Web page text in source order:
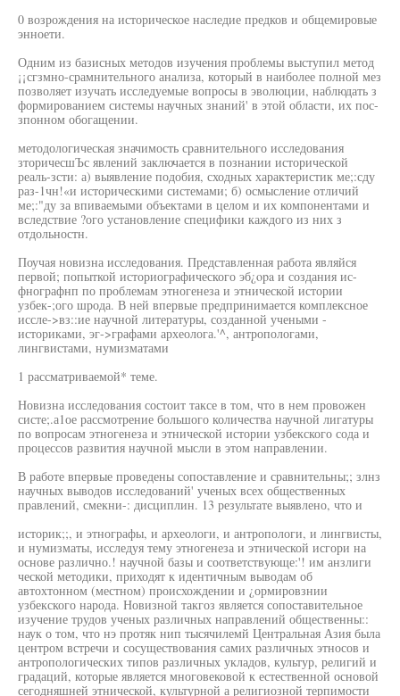
0 возрождения на историческое наследие предков и общемировые
энноети.
Одним из базисных методов изучения проблемы выступил метод
¡¡сгзмно-срамнительного анализа, который в наиболее полной мез
позволяет изучать исследуемые вопросы в эволюции, наблюдать з
формированием системы научных знаний' в этой области, их пос-
зпонном обогащении.
методологическая значимость сравнительного исследования
зторичесшЪс явлений заключается в познании исторической
реаль-зсти: а) выявление подобия, сходных характеристик ме;:сду
раз-1чн!«и историческими системами; б) осмысление отличий
ме;:"ду за впиваемыми объектами в целом и их компонентами и
вследствие ?ого установление специфики каждого из них з
отдольностн.
Поучая новизна исследования. Представленная работа являйся
первой; попыткой историографического эб¿opa и создания ис-
фнографнп по проблемам этногенеза и этнической истории
узбек-;ого шрода. В ней впервые предпринимается комплексное
иссле->вз::ие научной литературы, созданной учеными -
историками, эг->графами археолога.'^, антропологами,
лингвистами, нумизматами
1 рассматриваемой* теме.
Новизна исследования состоит таксе в том, что в нем провожен
систе;.а1ое рассмотрение большого количества научной лигатуры
по вопросам этногенеза и этнической истории узбекского сода и
процессов развития научной мысли в этом направлении.
В работе впервые проведены сопоставление и сравнительны;; злнз
научных выводов исследований' ученых всех общественных
правлений, смекни-: дисциплин. 13 результате выявлено, что и
историк;;, и этнографы, и археологи, и антропологи, и лингвисты,
и нумизматы, исследуя тему этногенеза и этнической исгори на
основе различно.! научной базы и соответствующе:'! им анзлиги
ческой методики, приходят к идентичным выводам об
автохтонном (местном) происхождении и ¿ормировзнии
узбекского народа. Новизной такгоз является сопоставительное
изучение трудов ученых различных направлений общественны::
наук о том, что нэ протяк нип тысячилемй Центральная Азия была
центром встречи и сосуществования самих различных этносов и
антропологических типов различных укладов, культур, религий и
градаций, которые является многовековой к естественной основой
сегодняшней этнической, культурной а религиозной терпимости